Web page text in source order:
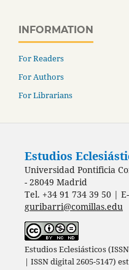
INFORMATION
For Readers
For Authors
For Librarians
Estudios
Universidad Pontificia
- 28049 Madrid
Tel. +34 91 734 39 50 |
guribarri@comillas.edu
Estudios Eclesiásticos
| ISSN digital 2605-5147)